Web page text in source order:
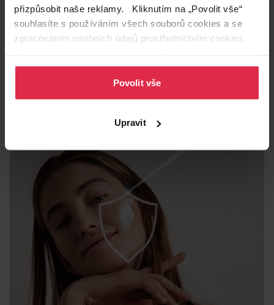
přizpůsobit naše reklamy. Kliknutím na „Povolit vše“
souhlasíte s používáním všech souborů cookies a se
zpracováním osobních údajů prostřednictvím cookies.
osobních údajů.
Povolit vše
Upravit